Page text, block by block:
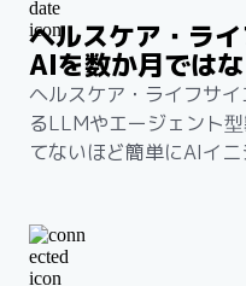
ヘルスケア・ラ
AIを数か月では
ヘルスケア・ライフサ
るLLMやエージェント
てないほど簡単にAIイニ